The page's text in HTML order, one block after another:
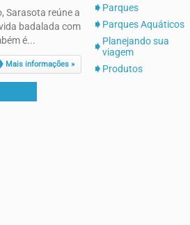
Sarasota reúne a
badalada com
é...
Mais informações »
Parques
Parques Aquáticos
Planejando sua
viagem
Produtos